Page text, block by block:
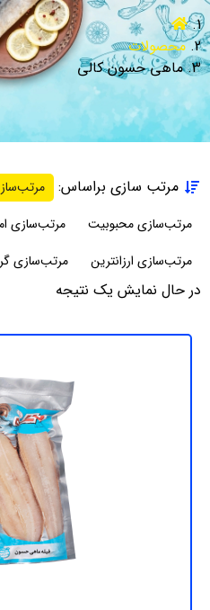
محصولات
ماهی حسون کالی
در حال نمایش یک نتیجه
مرتب سازی براساس:
مرتب‌سازی محبوبیت
مرتب‌سازی
مرتب‌سازی ارزانترین
مرتب‌سازی